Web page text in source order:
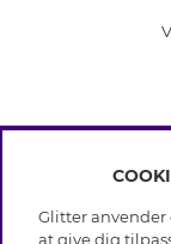
Glitter
at give dig